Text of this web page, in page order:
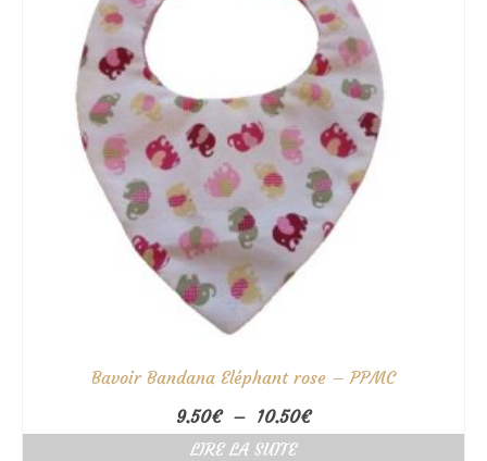
Bavoir Bandana Eléphant rose – PPMC
9.50€ – 10.50€Plage
de
LIRE LA SUITE